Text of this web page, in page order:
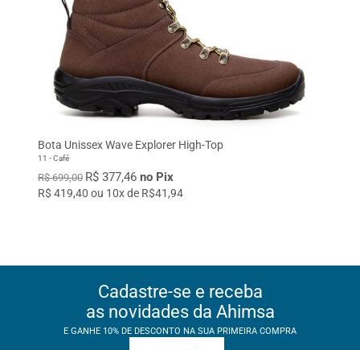
Bota Unissex Wave Explorer High-Top
11 - Café
R$ 699,00 R$ 377,46 no Pix
R$ 419,40 ou 10x de R$41,94
Cadastre-se e receba
as novidades da Ahimsa
E GANHE 10% DE DESCONTO NA SUA PRIMEIRA COMPRA